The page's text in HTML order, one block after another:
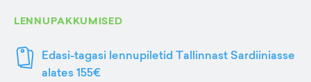
LENNUPAKKUMISED
Edasi-tagasi lennupiletid Tallinnast Sardiiniasse
alates 155€